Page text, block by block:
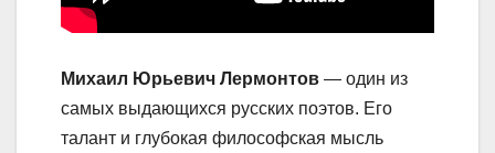
Михаил Юрьевич Лермонтов — один из
самых выдающихся русских поэтов. Его
талант и глубокая философская мысль